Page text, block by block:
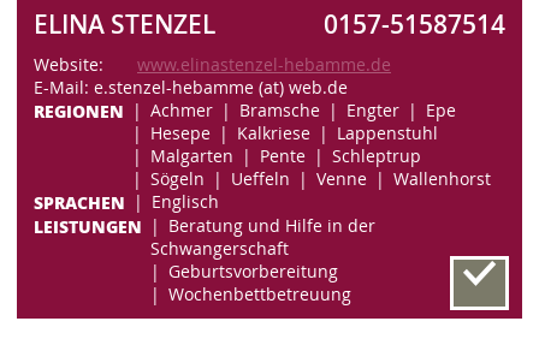
ELINA STENZEL 0157-51587514
Website:
www.elinastenzel-hebamme.de
E-Mail: e.stenzel-hebamme (at) web.de
REGIONEN Achmer Bramsche Engter
Epe
Hesepe
Kalkriese
Lappenstuhl
Malgarten
Pente
Schleptrup
Sögeln
Ueffeln Venne Wallenhorst
SPRACHEN Englisch
LEISTUNGEN
Beratung und Hilfe in der
Schwangerschaft
Geburtsvorbereitung
Wochenbettbetreuung